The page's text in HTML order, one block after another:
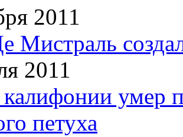
2011
2011
умер
петуха